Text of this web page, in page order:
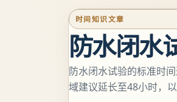
时间知识文章
防水闭水
防水闭水试验的标准时
域建议延长至48小时，